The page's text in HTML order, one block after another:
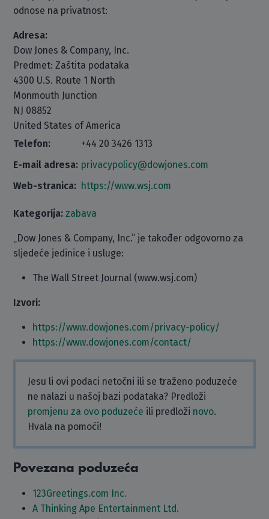
odnose na privatnost:
Adresa:
Dow Jones & Company, Inc.
Predmet: Zaštita podataka
4300 U.S. Route 1 North
Monmouth Junction
NJ 08852
United States of America
Telefon:
+44 20 3426 1313
E-mail adresa: privacypolicy@dowjones.com
Web-stranica: https://www.wsj.com
Kategorija: zabava
„Dow Jones & Company, Inc.” je također odgovorno za
sljedeće jedinice i usluge:
The Wall Street Journal (www.wsj.com)
Izvori:
https://www.dowjones.com/privacy-policy/
https://www.dowjones.com/contact/
Jesu li ovi podaci netočni ili se traženo poduzeće
ne nalazi u našoj bazi podataka? Predloži
promjenu za ovo poduzeće ili predloži novo.
Hvala na pomoći!
Povezana poduzeća
123Greetings.com Inc.
A Thinking Ape Entertainment Ltd.